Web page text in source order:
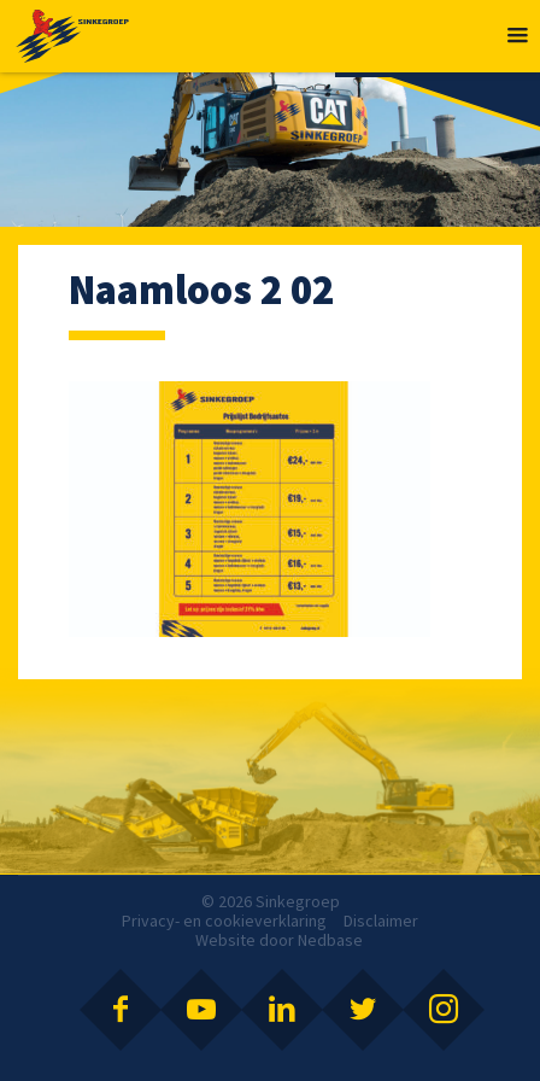
Naamloos 2 02
© 2026 Sinkegroep
Privacy- en cookieverklaring
Disclaimer
Website door Nedbase